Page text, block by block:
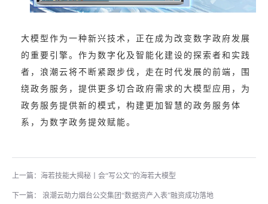
大模型作为一种新兴技术，正在成为改变数字政府发展
的重要引擎。作为数字化及智能化建设的探索者和实践
者，浪潮云将不断紧跟步伐，走在时代发展的前端，围
绕政务服务，提供更多切合政府需求的大模型应用，为
政务服务提供新的模式，构建更加智慧的政务服务体
系，为数字政务提效赋能。
上一篇：海若技能大揭秘丨会“写公文”的海若大模型
下一篇： 浪潮云助力烟台公交集团“数据资产入表”融资成功落地